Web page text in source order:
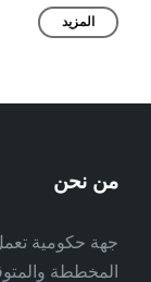
المزيد
من نحن
جهة حكومية
المخططة